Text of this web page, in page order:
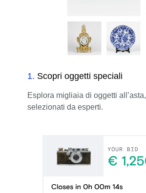
1. Scopri oggetti speciali
Esplora migliaia di oggetti all’asta,
selezionati da esperti.